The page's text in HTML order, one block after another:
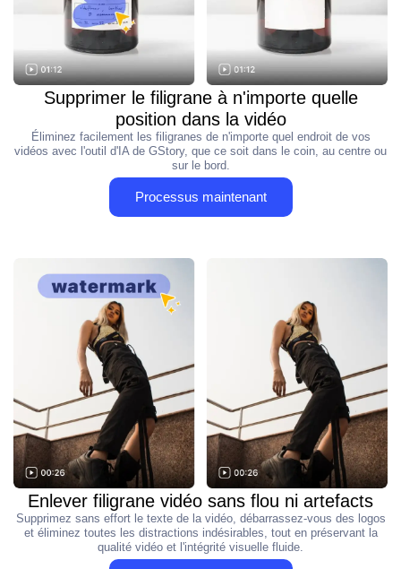
Supprimer le filigrane à n'importe quelle
position dans la vidéo
Éliminez facilement les filigranes de n'importe quel endroit de vos
vidéos avec l'outil d'IA de GStory, que ce soit dans le coin, au centre ou
sur le bord.
Processus maintenant
Enlever filigrane vidéo sans flou ni artefacts
Supprimez sans effort le texte de la vidéo, débarrassez-vous des logos
et éliminez toutes les distractions indésirables, tout en préservant la
qualité vidéo et l'intégrité visuelle fluide.